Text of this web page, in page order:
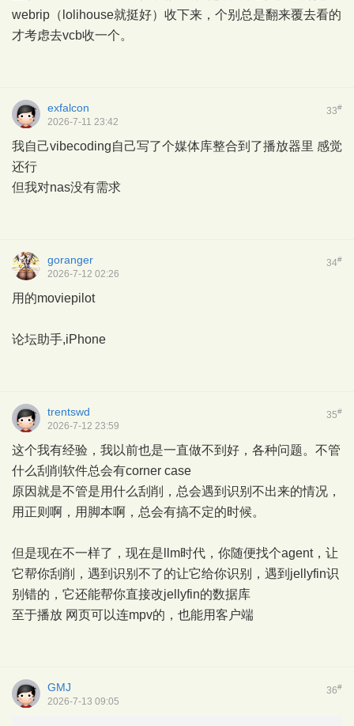
webrip（lolihouse就挺好）收下来，个别总是翻来覆去看的
才考虑去vcb收一个。
33#
exfalcon
2026-7-11 23:42
我自己vibecoding自己写了个媒体库整合到了播放器里 感觉
还行
但我对nas没有需求
34#
goranger
2026-7-12 02:26
用的moviepilot
论坛助手,iPhone
35#
trentswd
2026-7-12 23:59
这个我有经验，我以前也是一直做不到好，各种问题。不管
什么刮削软件总会有corner case
原因就是不管是用什么刮削，总会遇到识别不出来的情况，
用正则啊，用脚本啊，总会有搞不定的时候。
但是现在不一样了，现在是llm时代，你随便找个agent，让
它帮你刮削，遇到识别不了的让它给你识别，遇到jellyfin识
别错的，它还能帮你直接改jellyfin的数据库
至于播放 网页可以连mpv的，也能用客户端
36#
GMJ
2026-7-13 09:05